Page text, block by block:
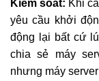
Kiểm soát: Khi
yêu cầu khởi
động lại bất cứ
chia sẻ máy
nhưng máy